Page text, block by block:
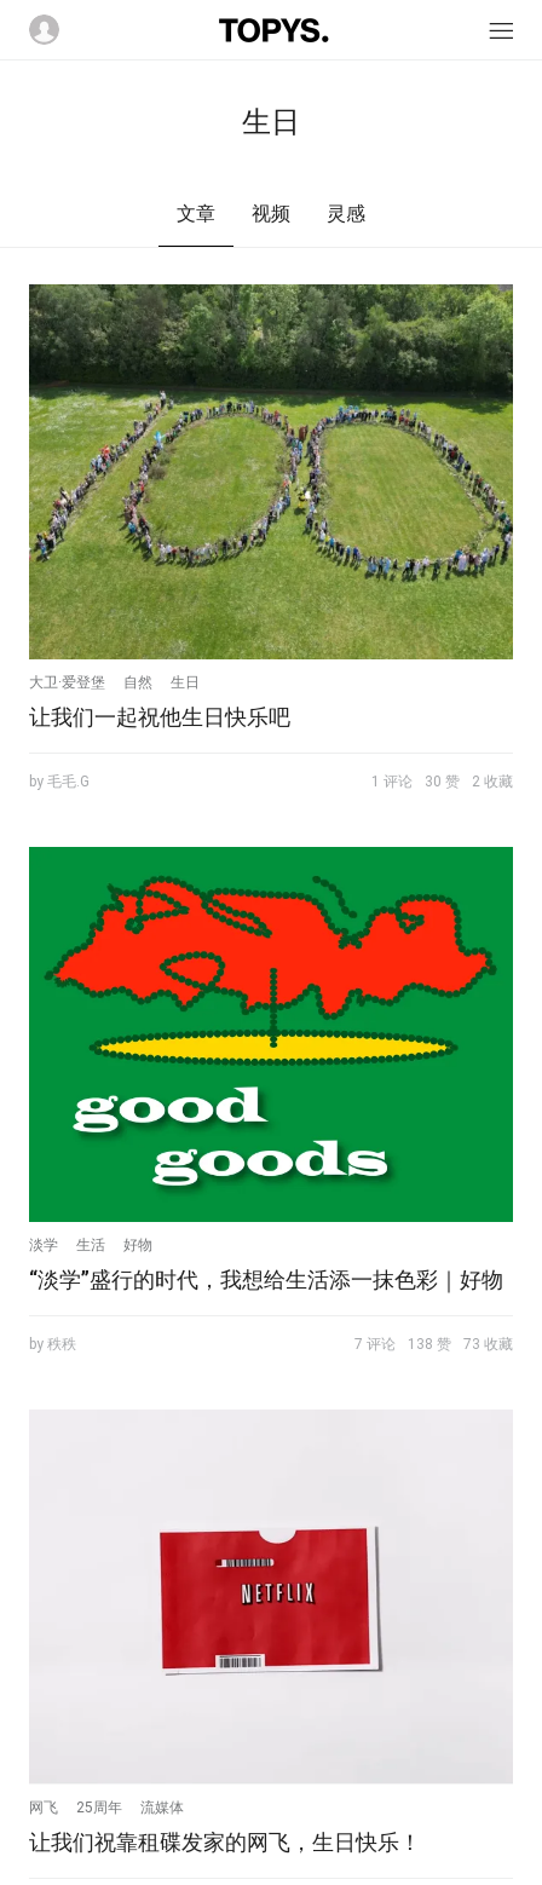
生日
文章 视频 灵感
大卫·爱登堡 自然 生日
让我们一起祝他生日快乐吧
by 毛毛.G 1 评论 30 赞 2 收藏
淡学 生活 好物
“淡学”盛行的时代，我想给生活添一抹色彩｜好物
by 秩秩 7 评论 138 赞 73 收藏
网飞 25周年 流媒体
让我们祝靠租碟发家的网飞，生日快乐！